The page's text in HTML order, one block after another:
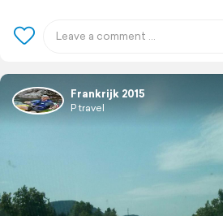
Frankrijk 2015
P travel